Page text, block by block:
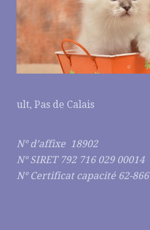
ult, Pas de Calais
N° d’affixe 18902
N° SIRET 792 716 029 00014
N° Certificat capacité 62-866